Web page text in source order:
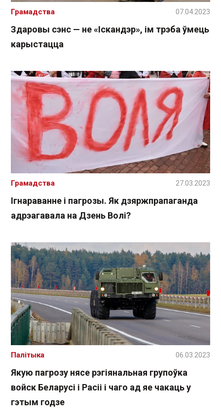
Здаровы сэнс — не «Іскандэр», ім трэба ўмець
карыстацца
Грамадства 07.04.2023
Ігнараванне і пагрозы. Як дзяржпрапаганда
адрэагавала на Дзень Волі?
Грамадства 27.03.2023
Якую пагрозу нясе рэгіянальная групоўка
войск Беларусі і Расіі і чаго ад яе чакаць у
гэтым годзе
Палітыка 06.03.2023